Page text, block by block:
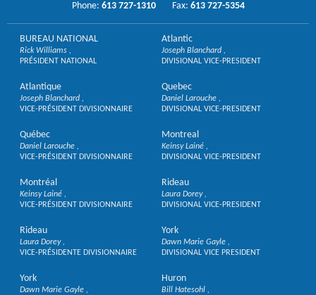
Phone: 613 727-1310 Fax: 613 727-5354
BUREAU NATIONAL
Rick Williams
PRÉSIDENT NATIONAL
Atlantic
Joseph Blanchard
DIVISIONAL VICE-PRESIDENT
Atlantique
Joseph Blanchard
VICE-PRÉSIDENT DIVISIONNAIRE
Quebec
Daniel Larouche
DIVISIONAL VICE-PRESIDENT
Québec
Daniel Larouche
VICE-PRÉSIDENT DIVISIONNAIRE
Montreal
Keinsy Lainé
DIVISIONAL VICE-PRESIDENT
Montréal
Keinsy Lainé
VICE-PRÉSIDENT DIVISIONNAIRE
Rideau
Laura Dorey
DIVISIONAL VICE-PRESIDENT
Rideau
Laura Dorey
VICE-PRÉSIDENTE DIVISIONNAIRE
York
Dawn Marie Gayle
DIVISIONAL VICE PRESIDENT
York
Dawn Marie Gayle
Huron
Bill Hatesohl